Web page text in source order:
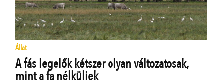
Állat
A fás legelők kétszer olyan változatosak,
mint a fa nélküliek